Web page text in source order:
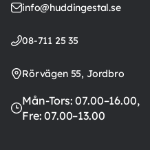
info@huddingestal.se
08-711 25 35
Rörvägen 55, Jordbro
Mån-Tors: 07.00–16.00,
Fre: 07.00–13.00